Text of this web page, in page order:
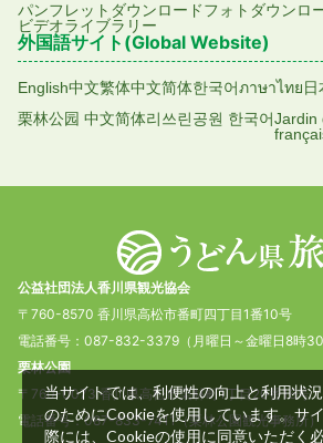
パンフレットダウンロードフォトダウンロ
ビデオライブラリー
外国語サイト(Global Website)
English中文繁体中文简体한국어ภาษาไทย日
栗林公园 中文简体리쓰린공원 한국어Jardin
公益社団法人香川県観光協会
〒760-8570 香川県高松市番町四丁目1番10号
電話番号：087-832-3379（月曜日～金曜日8時30
栗林公園
〒760-0073 香川県高松市栗林町1丁目20番16号
電話番号：087-833-7411（栗林公園観光事務所）
当サイトでは、利便性の向上と利用状
のためにCookieを使用しています。サ
際には、Cookieの使用に同意いただく